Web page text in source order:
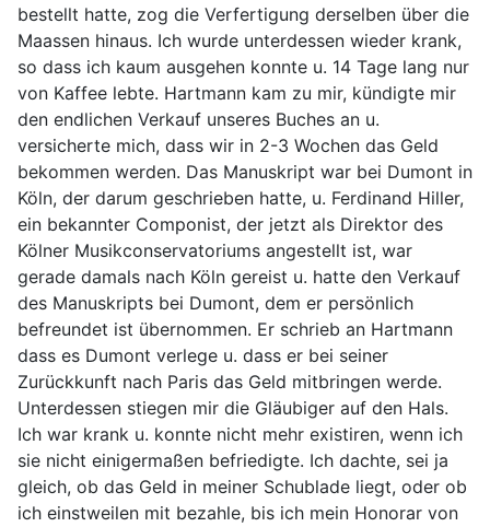
bestellt hatte, zog die Verfertigung derselben über die
Maassen hinaus. Ich wurde unterdessen wieder krank,
so dass ich kaum ausgehen konnte u. 14 Tage lang nur
von Kaffee lebte. Hartmann kam zu mir, kündigte mir
den endlichen Verkauf unseres Buches an u.
versicherte mich, dass wir in 2-3 Wochen das Geld
bekommen werden. Das Manuskript war bei Dumont in
Köln, der darum geschrieben hatte, u. Ferdinand Hiller,
ein bekannter Componist, der jetzt als Direktor des
Kölner Musikconservatoriums angestellt ist, war
gerade damals nach Köln gereist u. hatte den Verkauf
des Manuskripts bei Dumont, dem er persönlich
befreundet ist übernommen. Er schrieb an Hartmann
dass es Dumont verlege u. dass er bei seiner
Zurückkunft nach Paris das Geld mitbringen werde.
Unterdessen stiegen mir die Gläubiger auf den Hals.
Ich war krank u. konnte nicht mehr existiren, wenn ich
sie nicht einigermaßen befriedigte. Ich dachte, sei ja
gleich, ob das Geld in meiner Schublade liegt, oder ob
ich einstweilen mit bezahle, bis ich mein Honorar von